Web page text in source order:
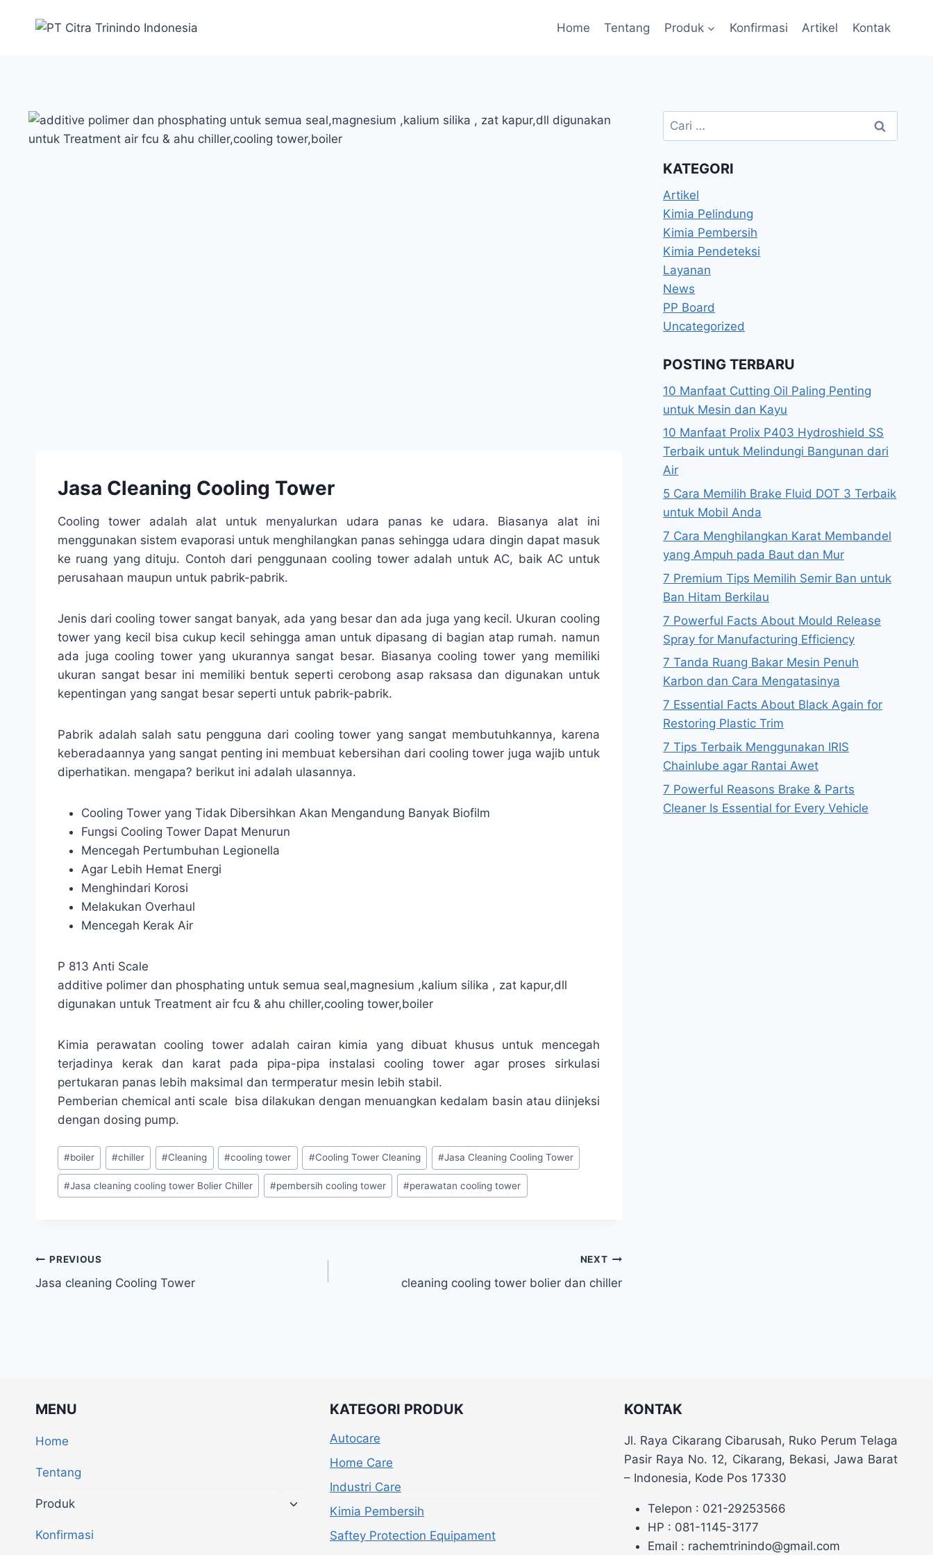
Home Tentang Produk Konfirmasi Artikel Kontak
Jasa Cleaning Cooling Tower
Cooling tower adalah alat untuk menyalurkan udara panas ke udara. Biasanya alat ini
menggunakan sistem evaporasi untuk menghilangkan panas sehingga udara dingin dapat masuk
ke ruang yang dituju. Contoh dari penggunaan cooling tower adalah untuk AC, baik AC untuk
perusahaan maupun untuk pabrik-pabrik.
Jenis dari cooling tower sangat banyak, ada yang besar dan ada juga yang kecil. Ukuran cooling
tower yang kecil bisa cukup kecil sehingga aman untuk dipasang di bagian atap rumah. namun
ada juga cooling tower yang ukurannya sangat besar. Biasanya cooling tower yang memiliki
ukuran sangat besar ini memiliki bentuk seperti cerobong asap raksasa dan digunakan untuk
kepentingan yang sangat besar seperti untuk pabrik-pabrik.
Pabrik adalah salah satu pengguna dari cooling tower yang sangat membutuhkannya, karena
keberadaannya yang sangat penting ini membuat kebersihan dari cooling tower juga wajib untuk
diperhatikan. mengapa? berikut ini adalah ulasannya.
Cooling Tower yang Tidak Dibersihkan Akan Mengandung Banyak Biofilm
Fungsi Cooling Tower Dapat Menurun
Mencegah Pertumbuhan Legionella
Agar Lebih Hemat Energi
Menghindari Korosi
Melakukan Overhaul
Mencegah Kerak Air
P 813 Anti Scale
additive polimer dan phosphating untuk semua seal,magnesium ,kalium silika , zat kapur,dll
digunakan untuk Treatment air fcu & ahu chiller,cooling tower,boiler
Kimia perawatan cooling tower adalah cairan kimia yang dibuat khusus untuk mencegah
terjadinya kerak dan karat pada pipa-pipa instalasi cooling tower agar proses sirkulasi
pertukaran panas lebih maksimal dan termperatur mesin lebih stabil.
Pemberian chemical anti scale bisa dilakukan dengan menuangkan kedalam basin atau diinjeksi
dengan dosing pump.
#boiler #chiller #Cleaning #cooling tower #Cooling Tower Cleaning #Jasa Cleaning Cooling Tower
#Jasa cleaning cooling tower Bolier Chiller #pembersih cooling tower #perawatan cooling tower
PREVIOUS
Jasa cleaning Cooling Tower
NEXT
cleaning cooling tower bolier dan chiller
KATEGORI
Artikel
Kimia Pelindung
Kimia Pembersih
Kimia Pendeteksi
Layanan
News
PP Board
Uncategorized
POSTING TERBARU
10 Manfaat Cutting Oil Paling Penting
untuk Mesin dan Kayu
10 Manfaat Prolix P403 Hydroshield SS
Terbaik untuk Melindungi Bangunan dari
Air
5 Cara Memilih Brake Fluid DOT 3 Terbaik
untuk Mobil Anda
7 Cara Menghilangkan Karat Membandel
yang Ampuh pada Baut dan Mur
7 Premium Tips Memilih Semir Ban untuk
Ban Hitam Berkilau
7 Powerful Facts About Mould Release
Spray for Manufacturing Efficiency
7 Tanda Ruang Bakar Mesin Penuh
Karbon dan Cara Mengatasinya
7 Essential Facts About Black Again for
Restoring Plastic Trim
7 Tips Terbaik Menggunakan IRIS
Chainlube agar Rantai Awet
7 Powerful Reasons Brake & Parts
Cleaner Is Essential for Every Vehicle
MENU
Home
Tentang
Produk
Konfirmasi
KATEGORI PRODUK
Autocare
Home Care
Industri Care
Kimia Pembersih
Saftey Protection Equipament
KONTAK
Jl. Raya Cikarang Cibarusah, Ruko Perum Telaga
Pasir Raya No. 12, Cikarang, Bekasi, Jawa Barat
– Indonesia, Kode Pos 17330
Telepon : 021-29253566
HP : 081-1145-3177
Email : rachemtrinindo@gmail.com